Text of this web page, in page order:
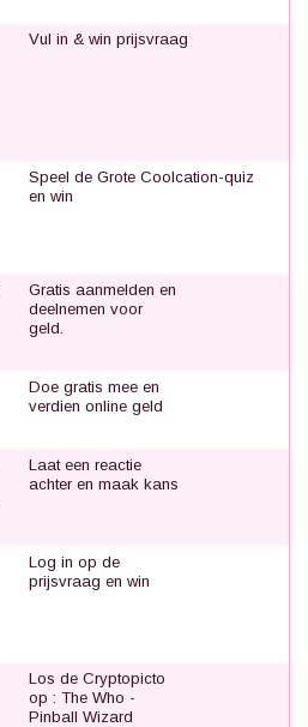
Vul in & win prijsvraag
Speel de Grote Coolcation-quiz
en win
Gratis aanmelden en
deelnemen voor
geld.
Doe gratis mee en
verdien online geld
Laat een reactie
achter en maak kans
Log in op de
prijsvraag en win
Los de Cryptopicto
op : The Who -
Pinball Wizard